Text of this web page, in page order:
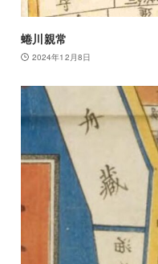
蜷川親常
2024年12月8日